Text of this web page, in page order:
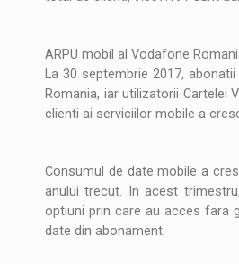
ARPU mobil al Vodafone
La 30 septembrie 2017,
Romania, iar utilizatorii Cartelei
clienti ai serviciilor mobile a
Consumul de date mobile a
anului trecut. In acest
optiuni prin care au acces fara
date din abonament.